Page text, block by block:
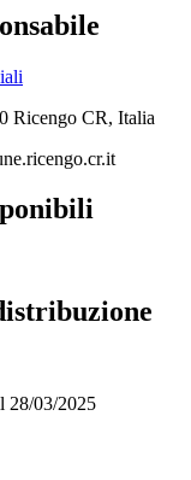
Ricengo CR, Italia
28/03/2025